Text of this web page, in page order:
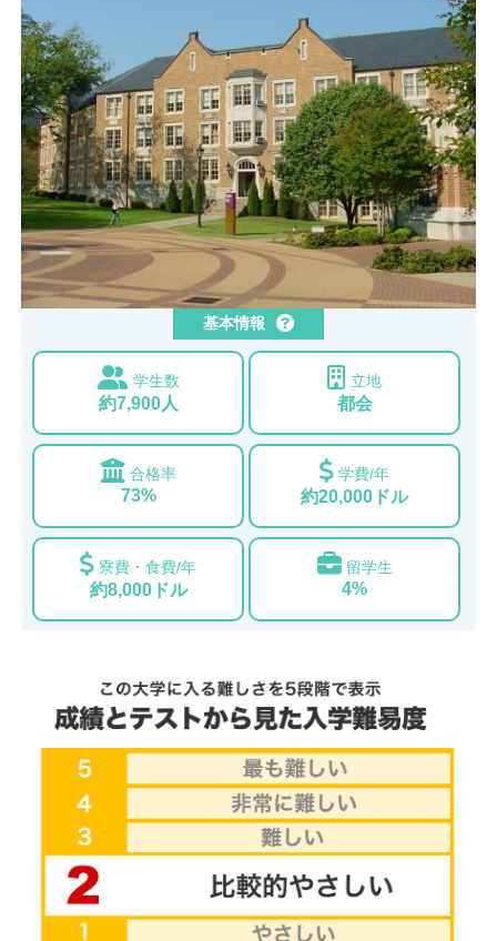
基本情報
学生数
約7,900人
立地
都会
合格率
73%
学費/年
約20,000ドル
寮費・食費/年
約8,000ドル
留学生
4%